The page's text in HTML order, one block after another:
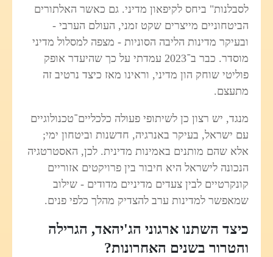
לסבלנות" ביחס לקיפאון מדיני. גם כאשר האלתורים
הביטחוניים מייצרים שקט זמני, העולם הערבי -
ובעיקר מדינות הליבה הסוניות - מצפה למסלול מדיני
מוסדר. כבר ב־2023 עמדתי על כך שהיעדר אופק
פוליטי שוחק הון מדיני, וראינו מאז כיצד נרטיב זה
מתעצם.
מנגד, יש רצון כן לשיתופי פעולה כלכליים־טכנולוגיים
עם ישראל, בעיקר באנרגיה, חדשנות וביטחון ימי;
אלא שהם מותנים באמינות מדינית. לכן, האסטרטגיה
הנכונה לישראל היא חיבור בין פרויקטים אזוריים
קונקרטיים לבין צעדים מדיניים מדודים - שילוב
שמאפשר למדינות ערב להצדיק מהלך כלפי פנים.
כיצד השתנו ארגוני הג'יהאד, הגרילה
והטרור בשנים האחרונות?